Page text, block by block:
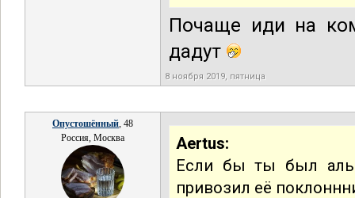
Почаще иди на
дадут
8 ноября 2019, пятница
Опустошённый, 48
Россия, Москва
Aertus:
Если бы ты был
привозил её